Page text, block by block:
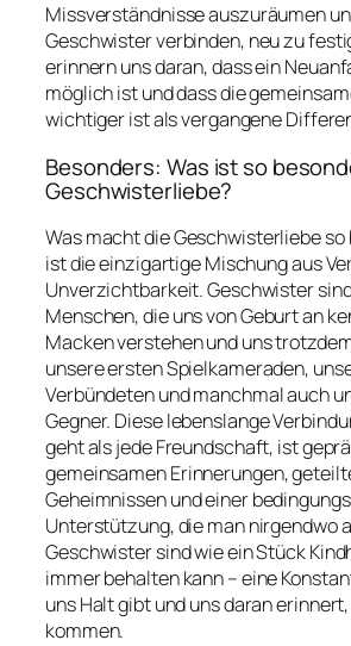
Missverständnisse auszuräumen
Geschwister verbinden, neu zu
erinnern uns daran, dass ein
möglich ist und dass die
wichtiger ist als vergangene
Besonders: Was ist so
Geschwisterliebe?
Was macht die Geschwisterliebe so
ist die einzigartige Mischung aus
Unverzichtbarkeit. Geschwister
Menschen, die uns von Geburt an
Macken verstehen und uns
unsere ersten Spielkameraden,
Verbündeten und manchmal auch
Gegner. Diese lebenslange
geht als jede Freundschaft, ist
gemeinsamen Erinnerungen,
Geheimnissen und einer
Unterstützung, die man nirgendwo
Geschwister sind wie ein Stück
immer behalten kann – eine
uns Halt gibt und uns daran
kommen.